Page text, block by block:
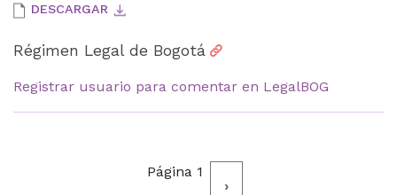
DESCARGAR
Régimen Legal de Bogotá
Registrar usuario para comentar en LegalBOG
Página 1
Siguiente
›